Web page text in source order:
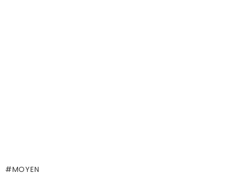
MOYEN